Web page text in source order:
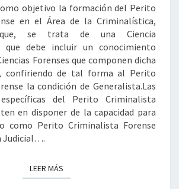
objetivo la formación del Perito
en el Área de la Criminalística,
que, se trata de una Ciencia
que debe incluir un conocimiento
Forenses que componen dicha
confiriendo de tal forma al Perito
la condición de Generalista.Las
del Perito Criminalista
en disponer de la capacidad para
como Perito Criminalista Forense
Judicial….
LEER MÁSLEER MÁS